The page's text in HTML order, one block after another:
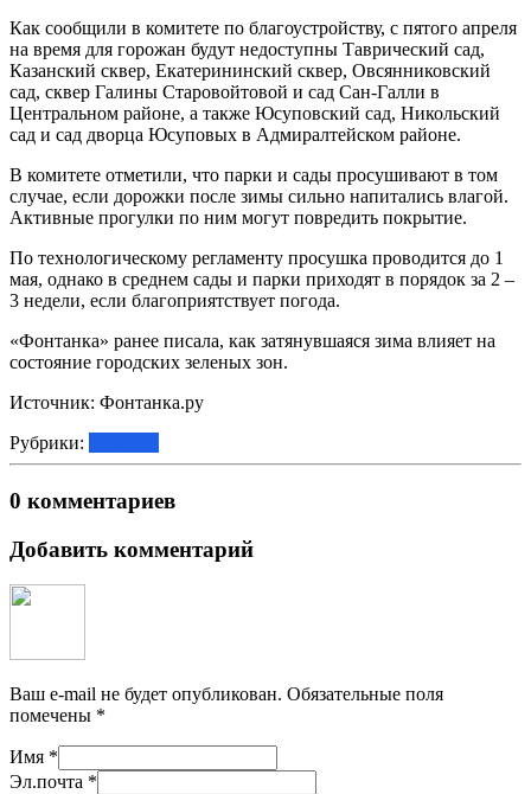
Как сообщили в комитете по благоустройству, с пятого апреля
на время для горожан будут недоступны Таврический сад,
Казанский сквер, Екатерининский сквер, Овсянниковский
сад, сквер Галины Старовойтовой и сад Сан-Галли в
Центральном районе, а также Юсуповский сад, Никольский
сад и сад дворца Юсуповых в Адмиралтейском районе.
В комитете отметили, что парки и сады просушивают в том
случае, если дорожки после зимы сильно напитались влагой.
Активные прогулки по ним могут повредить покрытие.
По технологическому регламенту просушка проводится до 1
мая, однако в среднем сады и парки приходят в порядок за 2 –
3 недели, если благоприятствует погода.
«Фонтанка» ранее писала, как затянувшаяся зима влияет на
состояние городских зеленых зон.
Источник: Фонтанка.ру
Рубрики:
0 комментариев
Добавить комментарий
Ваш e-mail не будет опубликован. Обязательные поля
помечены *
Имя *
Эл.почта *